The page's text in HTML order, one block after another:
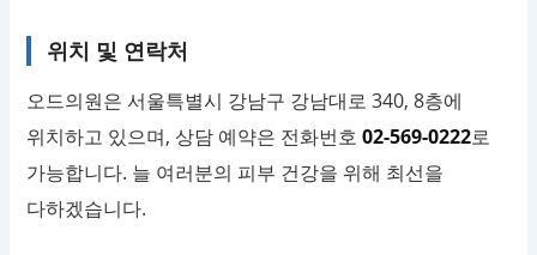
위치 및 연락처
오드의원은 서울특별시 강남구 강남대로 340, 8층에
위치하고 있으며, 상담 예약은 전화번호02-569-0222로
가능합니다. 늘 여러분의 피부 건강을 위해 최선을
다하겠습니다.